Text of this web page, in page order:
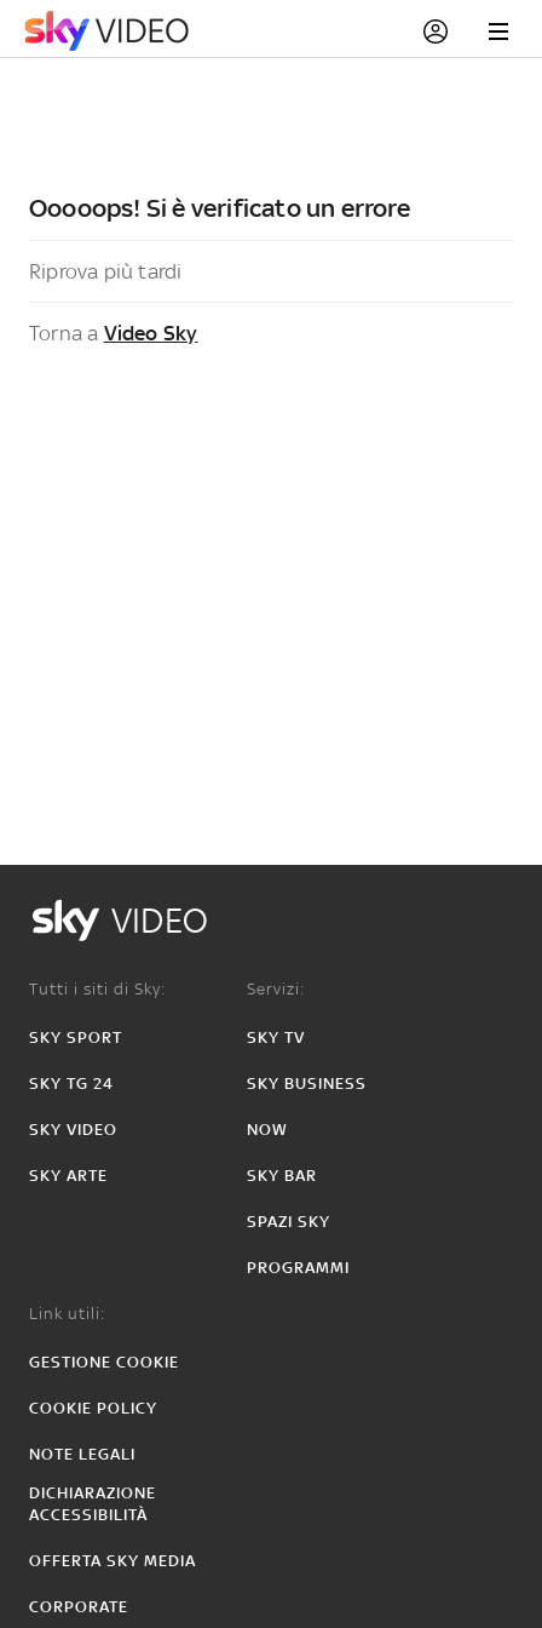
Ooooops! Si è verificato un errore
Riprova più tardi
Torna a Video Sky
VIDEO
Tutti i siti di Sky:
SKY SPORT
SKY TG 24
SKY VIDEO
SKY ARTE
Servizi:
SKY TV
SKY BUSINESS
NOW
SKY BAR
SPAZI SKY
PROGRAMMI
Link utili:
GESTIONE COOKIE
COOKIE POLICY
NOTE LEGALI
DICHIARAZIONE
ACCESSIBILITÀ
OFFERTA SKY MEDIA
CORPORATE